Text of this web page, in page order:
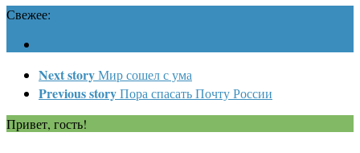
Свежее:
Next storyМир сошел с ума
Previous storyПора спасать Почту России
Привет, гость!